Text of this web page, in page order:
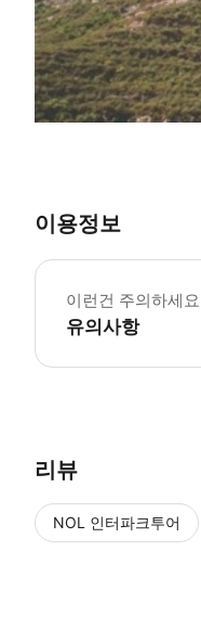
이용정보
이런건 주의하세요
유의사항
리뷰
NOL 인터파크투어